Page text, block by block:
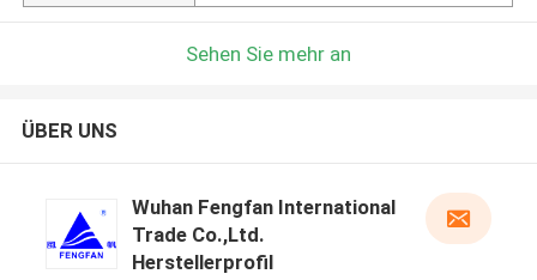
Sehen Sie mehr an
ÜBER UNS
Wuhan Fengfan International
Trade Co.,Ltd.
Herstellerprofil